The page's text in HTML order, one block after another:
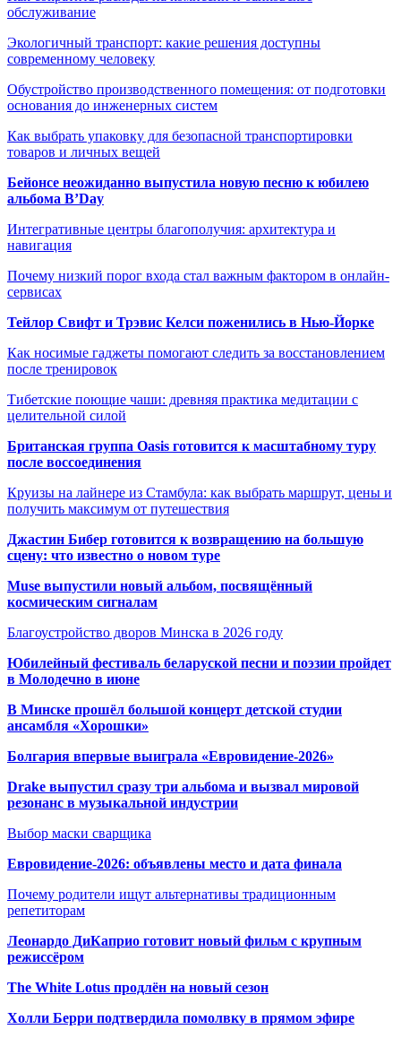
обслуживание
Экологичный транспорт: какие решения доступны
современному человеку
Обустройство производственного помещения: от подготовки
основания до инженерных систем
Как выбрать упаковку для безопасной транспортировки
товаров и личных вещей
Бейонсе неожиданно выпустила новую песню к юбилею
альбома B’Day
Интегративные центры благополучия: архитектура и
навигация
Почему низкий порог входа стал важным фактором в онлайн-
сервисах
Тейлор Свифт и Трэвис Келси поженились в Нью-Йорке
Как носимые гаджеты помогают следить за восстановлением
после тренировок
Тибетские поющие чаши: древняя практика медитации с
целительной силой
Британская группа Oasis готовится к масштабному туру
после воссоединения
Круизы на лайнере из Стамбула: как выбрать маршрут, цены и
получить максимум от путешествия
Джастин Бибер готовится к возвращению на большую
сцену: что известно о новом туре
Muse выпустили новый альбом, посвящённый
космическим сигналам
Благоустройство дворов Минска в 2026 году
Юбилейный фестиваль беларуской песни и поэзии пройдет
в Молодечно в июне
В Минске прошёл большой концерт детской студии
ансамбля «Хорошки»
Болгария впервые выиграла «Евровидение-2026»
Drake выпустил сразу три альбома и вызвал мировой
резонанс в музыкальной индустрии
Выбор маски сварщика
Евровидение-2026: объявлены место и дата финала
Почему родители ищут альтернативы традиционным
репетиторам
Леонардо ДиКаприо готовит новый фильм с крупным
режиссёром
The White Lotus продлён на новый сезон
Холли Берри подтвердила помолвку в прямом эфире